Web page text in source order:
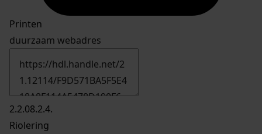
Printen
duurzaam webadres
2.2.08.2.4.
Riolering